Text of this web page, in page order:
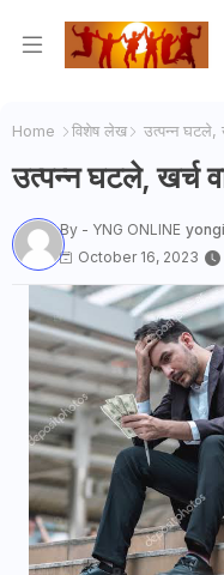
Home विशेष लेख उत्पन्न घटले,
उत्पन्न घटले, खर्च
By - YNG ONLINE
October 16, 2023